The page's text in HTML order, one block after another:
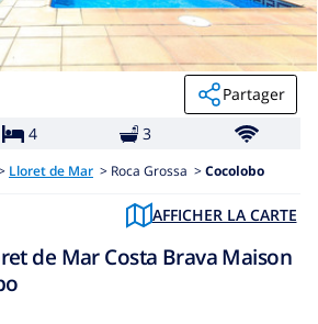
Partager
4 3
Lloret de Mar > Roca Grossa > Cocolobo
AFFICHER LA CARTE
de Mar Costa Brava Maison